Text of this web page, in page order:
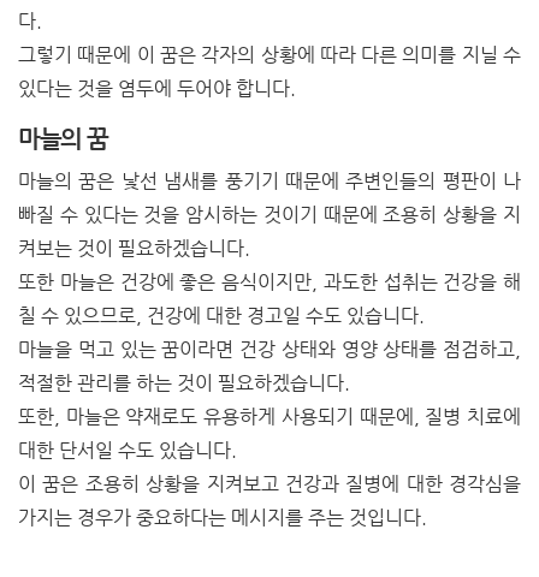
다.
그렇기 때문에 이 꿈은 각자의 상황에 따라 다른 의미를 지닐 수
있다는 것을 염두에 두어야 합니다.
마늘의 꿈
마늘의 꿈은 낯선 냄새를 풍기기 때문에 주변인들의 평판이 나
빠질 수 있다는 것을 암시하는 것이기 때문에 조용히 상황을 지
켜보는 것이 필요하겠습니다.
또한 마늘은 건강에 좋은 음식이지만, 과도한 섭취는 건강을 해
칠 수 있으므로, 건강에 대한 경고일 수도 있습니다.
마늘을 먹고 있는 꿈이라면 건강 상태와 영양 상태를 점검하고,
적절한 관리를 하는 것이 필요하겠습니다.
또한, 마늘은 약재로도 유용하게 사용되기 때문에, 질병 치료에
대한 단서일 수도 있습니다.
이 꿈은 조용히 상황을 지켜보고 건강과 질병에 대한 경각심을
가지는 경우가 중요하다는 메시지를 주는 것입니다.